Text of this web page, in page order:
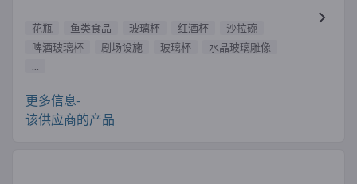
花瓶 鱼类食品 玻璃杯 红酒杯
沙拉碗
啤酒玻璃杯
剧场设施 玻璃杯
水晶玻璃雕像
...
更多信息-
该供应商的产品